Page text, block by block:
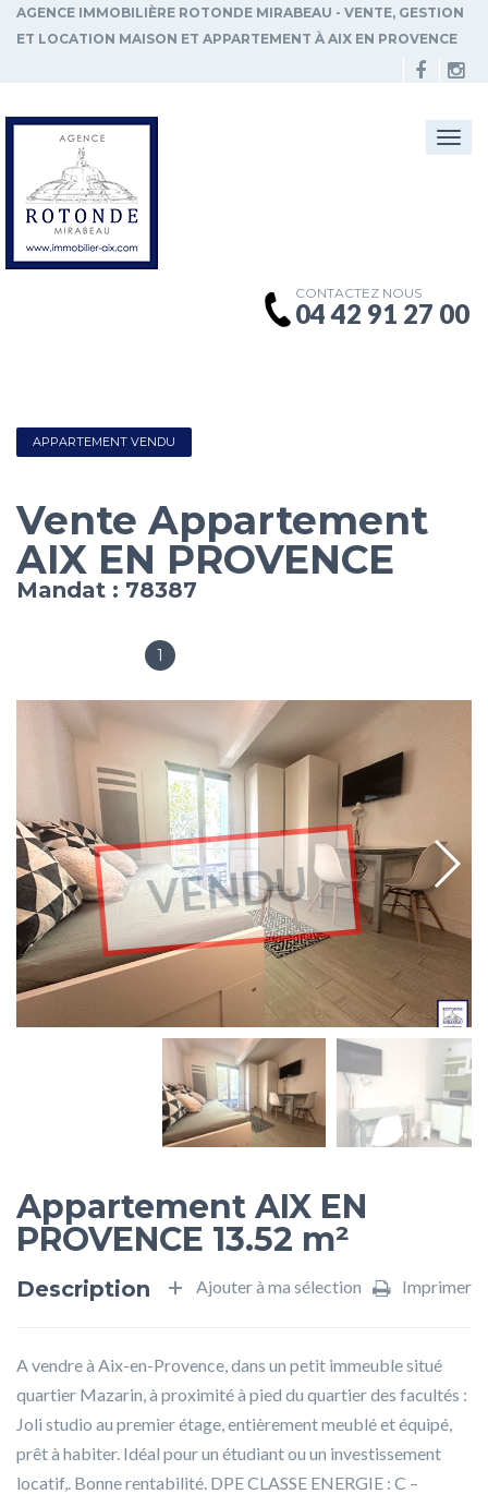
AGENCE IMMOBILIÈRE ROTONDE MIRABEAU - VENTE, GESTION
ET LOCATION MAISON ET APPARTEMENT À AIX EN PROVENCE
CONTACTEZ NOUS
04 42 91 27 00
APPARTEMENT VENDU
Vente Appartement
AIX EN PROVENCE
Mandat : 78387
1
VENDU
Appartement AIX EN
PROVENCE 13.52 m²
Description Imprimer
Ajouter à ma sélection
A vendre à Aix-en-Provence, dans un petit immeuble situé
quartier Mazarin, à proximité à pied du quartier des facultés :
Joli studio au premier étage, entièrement meublé et équipé,
prêt à habiter. Idéal pour un étudiant ou un investissement
locatif,. Bonne rentabilité. DPE CLASSE ENERGIE : C –